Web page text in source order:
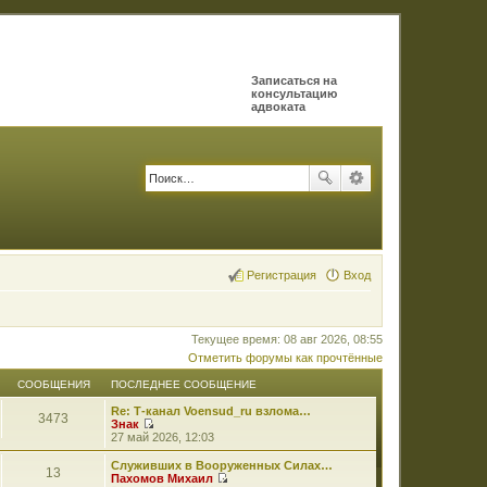
Записаться на
консультацию
адвоката
Вход
Регистрация
Текущее время: 08 авг 2026, 08:55
Отметить форумы как прочтённые
СООБЩЕНИЯ ПОСЛЕДНЕЕ СООБЩЕНИЕ
3473
Re: Т-канал Voensud_ru взлома…
Знак
П
е
р
е
27 май 2026, 12:03
13
Служивших в Вооруженных Силах…
Пахомов Михаил